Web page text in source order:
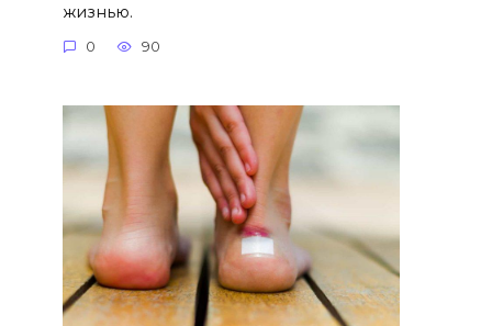
жизнью.
0 90